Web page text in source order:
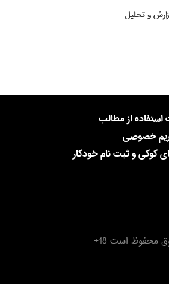
و تحلیل
استفاده از مطالب
خصوصی
کوکی و ثبت نام خودکار